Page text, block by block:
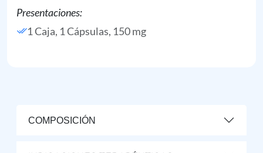
Presentaciones:
1 Caja, 1 Cápsulas, 150 mg
COMPOSICIÓN